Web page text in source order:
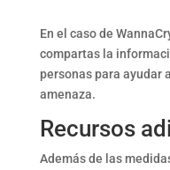
En el caso de
compartas la
personas para ayudar
amenaza.
Recursos
Además de las